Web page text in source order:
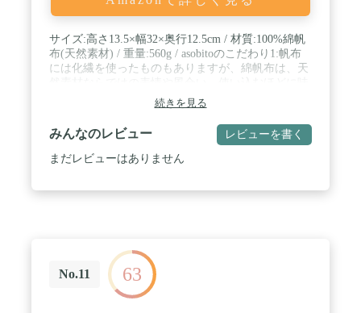
サイズ:高さ13.5×幅32×奥行12.5cm / 材質:100%綿帆
布(天然素材) / 重量:560g / asobitoのこだわり1:帆布
には化繊を使ったものもありますが、綿帆布は、天
わい深い経年変化を楽しむことができる、「例え
少々擦り切れることがあっても使い続けたい」と思
える素材とその世界観を大切にしています。 /
asobitoのこだわり2:独自の特殊なパラフィン加工に
より、他社製品と比較し、深みのある色味や風合
続きを見る
みんなのレビュー レビューを書く
まだレビューはありません
No.11 63